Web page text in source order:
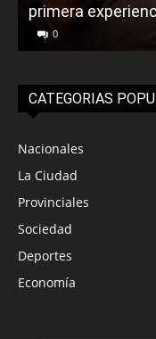
primera
0
CATEGORIAS
Nacionales
La Ciudad
Provinciales
Sociedad
Deportes
Economía